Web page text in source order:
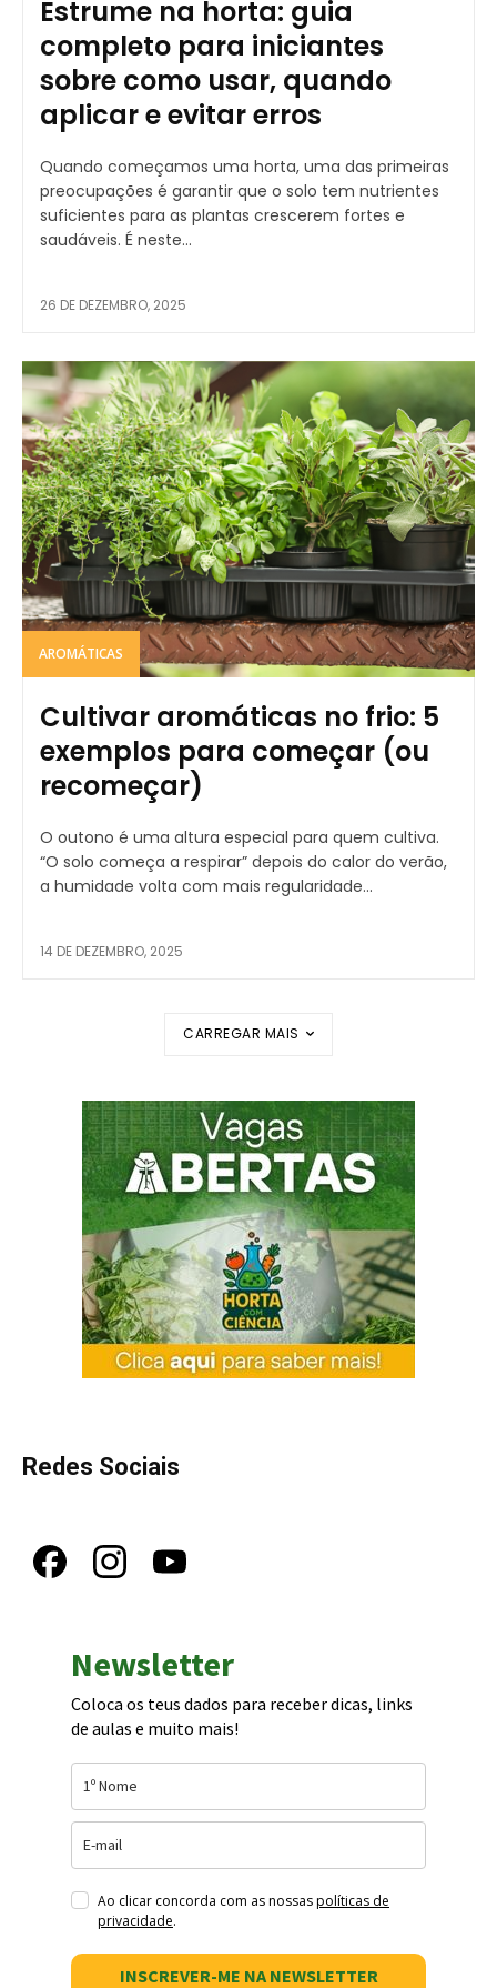
Estrume na horta: guia
completo para iniciantes
sobre como usar, quando
aplicar e evitar erros
Quando começamos uma horta, uma das primeiras
preocupações é garantir que o solo tem nutrientes
suficientes para as plantas crescerem fortes e
saudáveis. É neste...
26 DE DEZEMBRO, 2025
AROMÁTICAS
Cultivar aromáticas no frio: 5
exemplos para começar (ou
recomeçar)
O outono é uma altura especial para quem cultiva.
“O solo começa a respirar” depois do calor do verão,
a humidade volta com mais regularidade...
14 DE DEZEMBRO, 2025
CARREGAR MAIS
Redes Sociais
Newsletter
Coloca os teus dados para receber dicas, links
de aulas e muito mais!
Ao clicar concorda com as nossaspolíticas de
privacidade.
INSCREVER-ME NA NEWSLETTER